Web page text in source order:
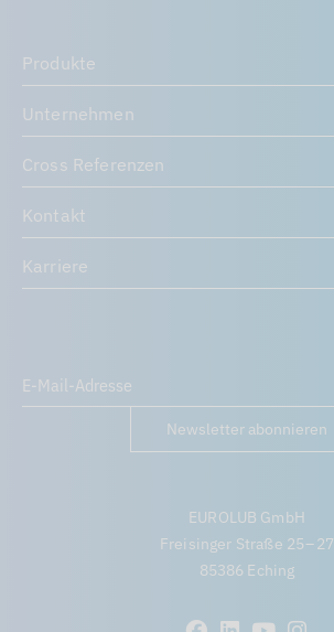
Produkte
Unternehmen
Cross Referenzen
Kontakt
Karriere
Newsletter abonnieren
EUROLUB GmbH
Freisinger Straße 25 – 27
85386 Eching